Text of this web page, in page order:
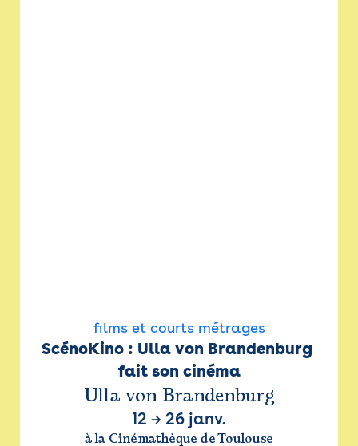
films et courts métrages
ScénoKino : Ulla von Brandenburg
fait son cinéma
Ulla von Brandenburg
12 → 26 janv.
à la Cinémathèque de Toulouse